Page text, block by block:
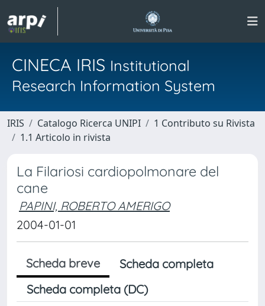
CINECA IRIS Institutional
Research Information System
IRIS Catalogo Ricerca UNIPI
1 Contributo su Rivista
1.1 Articolo in rivista
La Filariosi cardiopolmonare del
cane
PAPINI, ROBERTO AMERIGO
2004-01-01
Scheda breve
Scheda completa
Scheda completa (DC)